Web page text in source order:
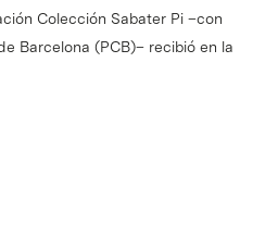
Colección Sabater Pi –con
Barcelona (PCB)– recibió en la